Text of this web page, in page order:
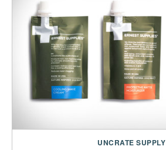
UNCRATE SUPPLY